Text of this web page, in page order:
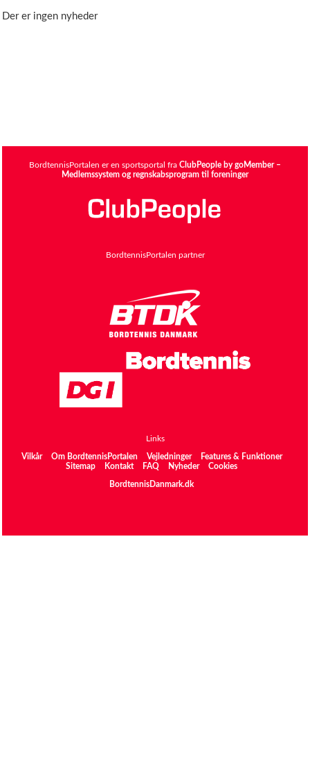
Der er ingen nyheder
BordtennisPortalen er en sportsportal fra ClubPeople by goMember –
Medlemssystem og regnskabsprogram til foreninger
BordtennisPortalen partner
Links
Vilkår Om BordtennisPortalen Vejledninger
Features & Funktioner
Sitemap
Kontakt FAQ Nyheder Cookies
BordtennisDanmark.dk